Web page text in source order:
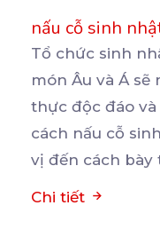
nấu cỗ sinh
Tổ chức sinh
món Âu và Á
thực độc đáo
cách nấu cỗ
vị đến cách bày
Chi tiết